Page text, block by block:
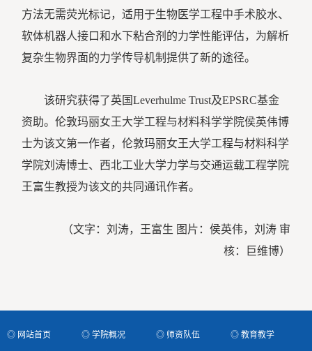
方法无需荧光标记，适用于生物医学工程中手术胶水、
软体机器人接口和水下粘合剂的力学性能评估，为解析
复杂生物界面的力学传导机制提供了新的途径。
该研究获得了英国Leverhulme Trust及EPSRC基金
资助。伦敦玛丽女王大学工程与材料科学学院侯英伟博
士为该文第一作者，伦敦玛丽女王大学工程与材料科学
学院刘涛博士、西北工业大学力学与交通运载工程学院
王富生教授为该文的共同通讯作者。
（文字：刘涛，王富生 图片：侯英伟，刘涛 审
核：巨维博）
◎ 网站首页 ◎ 学院概况 ◎ 师资队伍 ◎ 教育教学